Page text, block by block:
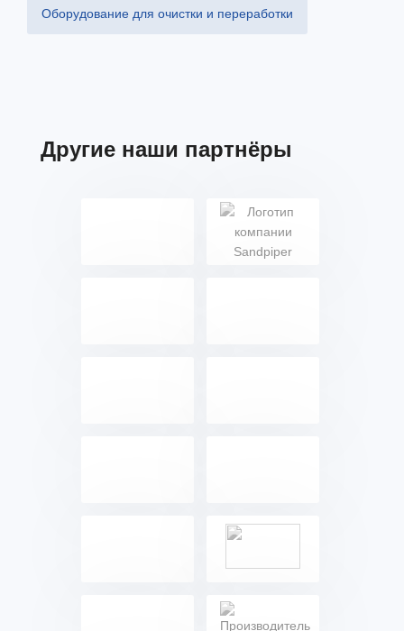
Оборудование для очистки и переработки
Другие наши партнёры